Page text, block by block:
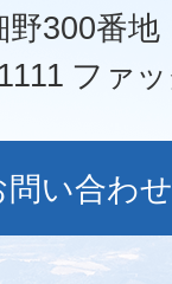
300番
ファ
問い合わせ